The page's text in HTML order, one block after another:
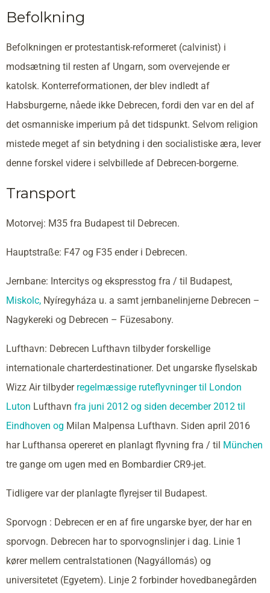
Befolkning
Befolkningen er protestantisk-reformeret (calvinist) i
modsætning til resten af Ungarn, som overvejende er
katolsk. Konterreformationen, der blev indledt af
Habsburgerne, nåede ikke Debrecen, fordi den var en del af
det osmanniske imperium på det tidspunkt. Selvom religion
mistede meget af sin betydning i den socialistiske æra, lever
denne forskel videre i selvbillede af Debrecen-borgerne.
Transport
Motorvej: M35 fra Budapest til Debrecen.
Hauptstraße: F47 og F35 ender i Debrecen.
Jernbane: Intercitys og ekspresstog fra / til Budapest,
Miskolc, Nyíregyháza u. a samt jernbanelinjerne Debrecen –
Nagykereki og Debrecen – Füzesabony.
Lufthavn: Debrecen Lufthavn tilbyder forskellige
internationale charterdestinationer. Det ungarske flyselskab
Wizz Air tilbyder regelmæssige ruteflyvninger til London
Luton Lufthavn fra juni 2012 og siden december 2012 til
Eindhoven og Milan Malpensa Lufthavn. Siden april 2016
har Lufthansa opereret en planlagt flyvning fra / til München
tre gange om ugen med en Bombardier CR9-jet.
Tidligere var der planlagte flyrejser til Budapest.
Sporvogn : Debrecen er en af fire ungarske byer, der har en
sporvogn. Debrecen har to sporvognslinjer i dag. Linie 1
kører mellem centralstationen (Nagyállomás) og
universitetet (Egyetem). Linje 2 forbinder hovedbanegården